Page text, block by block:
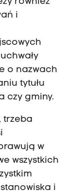
i
o nazwach
tytułu
czy gminy.
trzeba
w
wszystkich
i